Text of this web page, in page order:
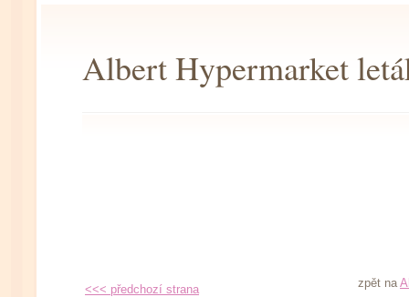
Albert Hypermarket
<<< předchozí strana zpět na